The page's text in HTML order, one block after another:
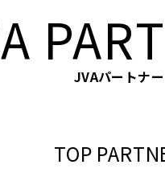
JVAパートナー
TOP